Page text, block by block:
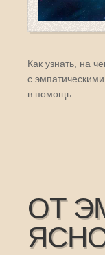
Как узнать, на
с
в помощь.
ОТ